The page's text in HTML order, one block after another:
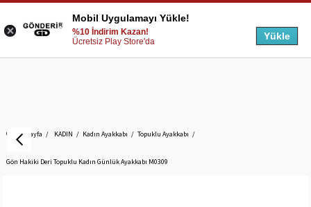
Anasayfa KADIN Kadın Ayakkabı Topuklu Ayakkabı
Gön Hakiki Deri Topuklu Kadın Günlük Ayakkabı M0309
Mobil Uygulamayı Yükle!
%10 İndirim Kazan!
Ücretsiz Play Store'da
Yükle